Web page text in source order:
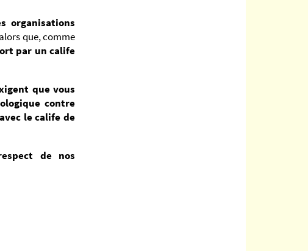
organisations
alors que, comme
par un calife
que vous
contre
le calife de
de nos